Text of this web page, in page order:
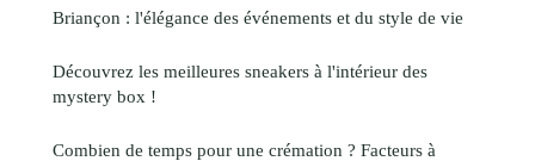
Briançon : l'élégance des événements et du style de vie
Découvrez les meilleures sneakers à l'intérieur des
mystery box !
Combien de temps pour une crémation ? Facteurs à